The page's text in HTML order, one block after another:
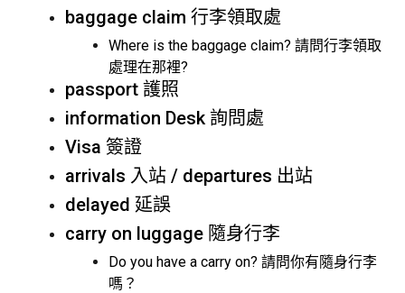
baggage claim 行李領取處
Where is the baggage claim? 請問行李領取
處理在那裡?
passport 護照
information Desk 詢問處
Visa 簽證
arrivals 入站 / departures 出站
delayed 延誤
carry on luggage 隨身行李
Do you have a carry on? 請問你有隨身行李
嗎？